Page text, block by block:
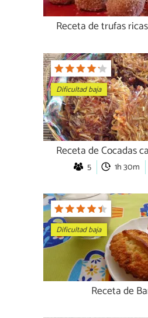
Receta de trufas
Dificultad baja
Receta de Cocadas
5 1h 30m
Dificultad baja
Receta de